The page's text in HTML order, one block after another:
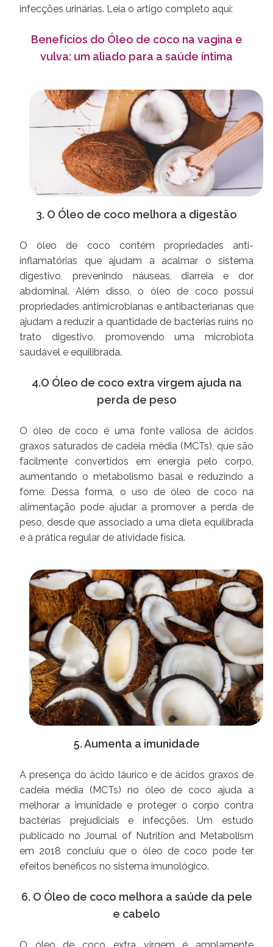
infecções urinárias. Leia o artigo completo aqui:
Benefícios do Óleo de coco na vagina e
vulva: um aliado para a saúde íntima
3. O Óleo de coco melhora a digestão
O óleo de coco contém propriedades anti-
inflamatórias que ajudam a acalmar o sistema
digestivo, prevenindo náuseas, diarreia e dor
abdominal. Além disso, o óleo de coco possui
propriedades antimicrobianas e antibacterianas que
ajudam a reduzir a quantidade de bactérias ruins no
trato digestivo, promovendo uma microbiota
saudável e equilibrada.
4.O Óleo de coco extra virgem ajuda na
perda de peso
O óleo de coco é uma fonte valiosa de ácidos
graxos saturados de cadeia média (MCTs), que são
facilmente convertidos em energia pelo corpo,
aumentando o metabolismo basal e reduzindo a
fome. Dessa forma, o uso de óleo de coco na
alimentação pode ajudar a promover a perda de
peso, desde que associado a uma dieta equilibrada
e à prática regular de atividade física.
5. Aumenta a imunidade
A presença do ácido láurico e de ácidos graxos de
cadeia média (MCTs) no óleo de coco ajuda a
melhorar a imunidade e proteger o corpo contra
bactérias prejudiciais e infecções. Um estudo
publicado no Journal of Nutrition and Metabolism
em 2018 concluiu que o óleo de coco pode ter
efeitos benéficos no sistema imunológico.
6. O Óleo de coco melhora a saúde da pele
e cabelo